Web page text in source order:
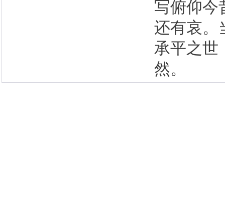
写俯仰今
还有哀。
承平之世
然。